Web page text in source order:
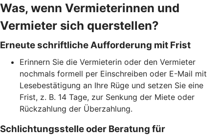
Was, wenn Vermieterinnen und
Vermieter sich querstellen?
Erneute schriftliche Aufforderung mit Frist
Erinnern Sie die Vermieterin oder den Vermieter
nochmals formell per Einschreiben oder E-Mail mit
Lesebestätigung an Ihre Rüge und setzen Sie eine
Frist, z. B. 14 Tage, zur Senkung der Miete oder
Rückzahlung der Überzahlung.
Schlichtungsstelle oder Beratung für